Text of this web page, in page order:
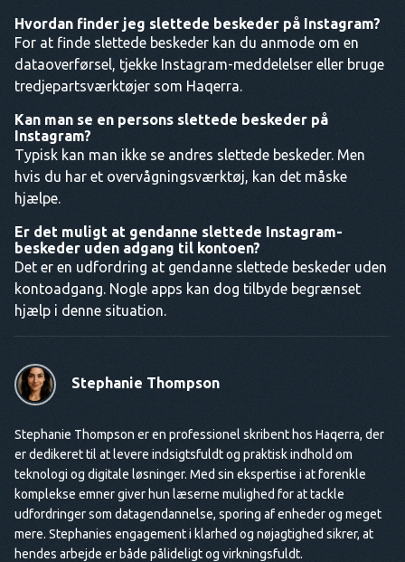
Hvordan finder jeg slettede beskeder på Instagram?
For at finde slettede beskeder kan du anmode om en
dataoverførsel, tjekke Instagram-meddelelser eller bruge
tredjepartsværktøjer som Haqerra.
Kan man se en persons slettede beskeder på
Instagram?
Typisk kan man ikke se andres slettede beskeder. Men
hvis du har et overvågningsværktøj, kan det måske
hjælpe.
Er det muligt at gendanne slettede Instagram-
beskeder uden adgang til kontoen?
Det er en udfordring at gendanne slettede beskeder uden
kontoadgang. Nogle apps kan dog tilbyde begrænset
hjælp i denne situation.
Stephanie Thompson
Stephanie Thompson er en professionel skribent hos Haqerra, der
er dedikeret til at levere indsigtsfuldt og praktisk indhold om
teknologi og digitale løsninger. Med sin ekspertise i at forenkle
komplekse emner giver hun læserne mulighed for at tackle
udfordringer som datagendannelse, sporing af enheder og meget
mere. Stephanies engagement i klarhed og nøjagtighed sikrer, at
hendes arbejde er både pålideligt og virkningsfuldt.